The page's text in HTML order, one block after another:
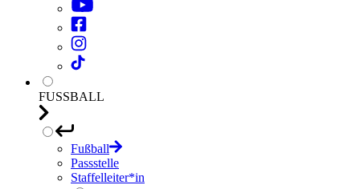
FUSSBALL
Fußball
Passstelle
Staffelleiter*in